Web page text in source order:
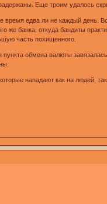
Еще троим удалось
время едва ли не каждый
же банка, откуда бандиты
часть похищенного.
обмена валюты
нападают как на людей,